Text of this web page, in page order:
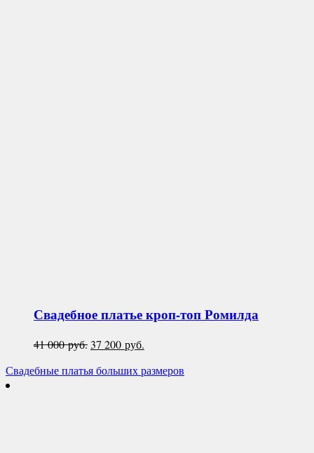
Свадебное платье кроп-топРомилда
41 000руб.Первоначальная
составляла
37 200 руб.
37
Свадебные платья больших размеров